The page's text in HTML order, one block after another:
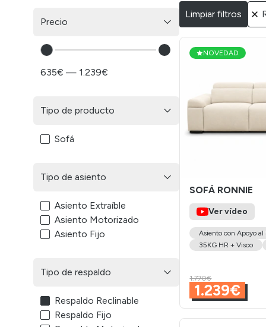
Precio
635€ — 1.239€
Tipo de producto
Sofá
Tipo de asiento
Asiento Extraíble
Asiento Motorizado
Asiento Fijo
Tipo de respaldo
Respaldo Reclinable
Respaldo Fijo
Limpiar filtros
NOVEDAD
SOFÁ RONNIE
Ver vídeo
Asiento con Apoyo al
35KG HR + Visco
1.770€
1.239€